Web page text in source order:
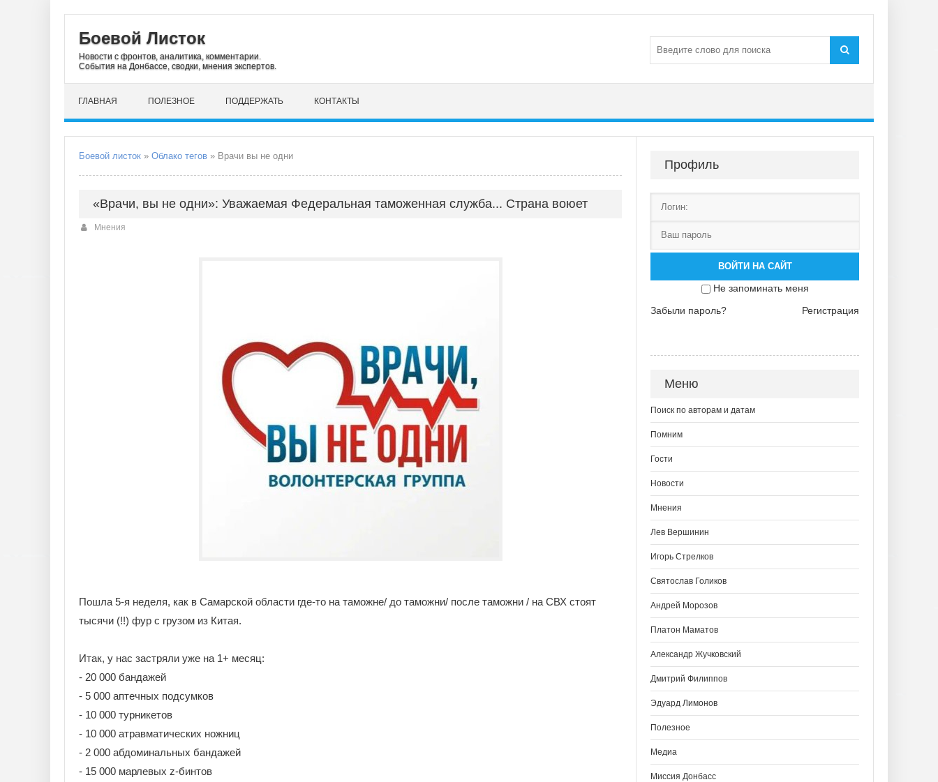
Боевой Листок
Новости с фронтов, аналитика, комментарии.
События на Донбассе, сводки, мнения экспертов.
ГЛАВНАЯ ПОЛЕЗНОЕ ПОДДЕРЖАТЬ КОНТАКТЫ
Боевой листок » Облако тегов » Врачи вы не одни
«Врачи, вы не одни»: Уважаемая Федеральная таможенная служба... Страна воюет
Мнения
Пошла 5-я неделя, как в Самарской области где-то на таможне/ до таможни/ после таможни / на СВХ стоят
тысячи (!!) фур с грузом из Китая.
Итак, у нас застряли уже на 1+ месяц:
- 20 000 бандажей
- 5 000 аптечных подсумков
- 10 000 турникетов
- 10 000 атравматических ножниц
- 2 000 абдоминальных бандажей
- 15 000 марлевых z-бинтов
Профиль
ВОЙТИ НА САЙТ
Не запоминать меня
Забыли пароль?
Регистрация
Меню
Поиск по авторам и датам
Помним
Гости
Новости
Мнения
Лев Вершинин
Игорь Стрелков
Святослав Голиков
Андрей Морозов
Платон Маматов
Александр Жучковский
Дмитрий Филиппов
Эдуард Лимонов
Полезное
Медиа
Миссия Донбасс